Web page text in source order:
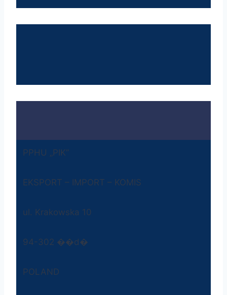
PPHU „PIK”
EKSPORT – IMPORT – KOMIS
ul. Krakowska 10
94-302 ��d�
POLAND